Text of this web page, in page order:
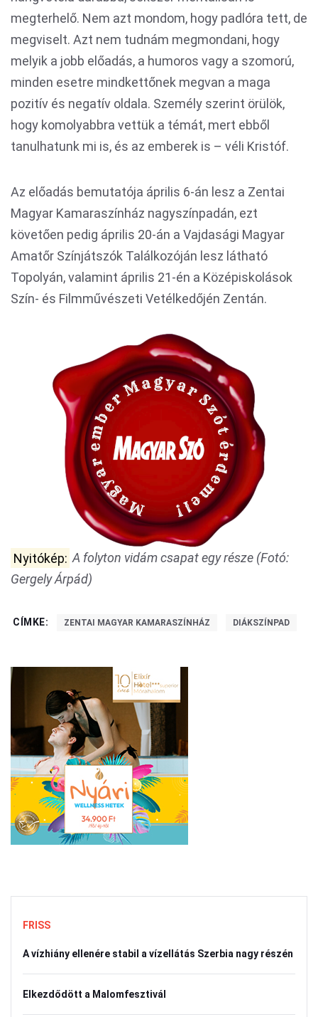
megterhelő. Nem azt mondom, hogy padlóra tett, de
megviselt. Azt nem tudnám megmondani, hogy
melyik a jobb előadás, a humoros vagy a szomorú,
minden esetre mindkettőnek megvan a maga
pozitív és negatív oldala. Személy szerint örülök,
hogy komolyabbra vettük a témát, mert ebből
tanulhatunk mi is, és az emberek is – véli Kristóf.
Az előadás bemutatója április 6-án lesz a Zentai
Magyar Kamaraszínház nagyszínpadán, ezt
követően pedig április 20-án a Vajdasági Magyar
Amatőr Színjátszók Találkozóján lesz látható
Topolyán, valamint április 21-én a Középiskolások
Szín- és Filmművészeti Vetélkedőjén Zentán.
Nyitókép: A folyton vidám csapat egy része (Fotó:
Gergely Árpád)
CÍMKE: ZENTAI MAGYAR KAMARASZÍNHÁZ DIÁKSZÍNPAD
FRISS
A vízhiány ellenére stabil a vízellátás Szerbia nagy részén
Elkezdődött a Malomfesztivál